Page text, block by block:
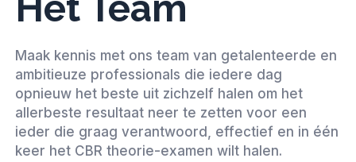
Maak kennis met ons team van getalenteerde en
ambitieuze professionals die iedere dag
opnieuw het beste uit zichzelf halen om het
allerbeste resultaat neer te zetten voor een
ieder die graag verantwoord, effectief en in één
keer het CBR theorie-examen wilt halen.